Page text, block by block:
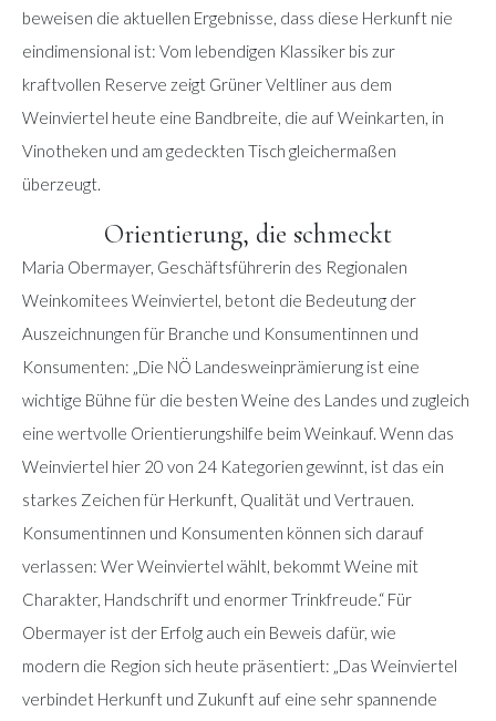
beweisen die aktuellen Ergebnisse, dass diese Herkunft nie
eindimensional ist: Vom lebendigen Klassiker bis zur
kraftvollen Reserve zeigt Grüner Veltliner aus dem
Weinviertel heute eine Bandbreite, die auf Weinkarten, in
Vinotheken und am gedeckten Tisch gleichermaßen
überzeugt.
Orientierung, die schmeckt
Maria Obermayer, Geschäftsführerin des Regionalen
Weinkomitees Weinviertel, betont die Bedeutung der
Auszeichnungen für Branche und Konsumentinnen und
Konsumenten: „Die NÖ Landesweinprämierung ist eine
wichtige Bühne für die besten Weine des Landes und zugleich
eine wertvolle Orientierungshilfe beim Weinkauf. Wenn das
Weinviertel hier 20 von 24 Kategorien gewinnt, ist das ein
starkes Zeichen für Herkunft, Qualität und Vertrauen.
Konsumentinnen und Konsumenten können sich darauf
verlassen: Wer Weinviertel wählt, bekommt Weine mit
Charakter, Handschrift und enormer Trinkfreude.“ Für
Obermayer ist der Erfolg auch ein Beweis dafür, wie
modern die Region sich heute präsentiert: „Das Weinviertel
verbindet Herkunft und Zukunft auf eine sehr spannende